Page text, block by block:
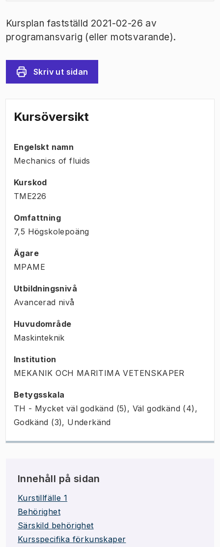
Kursplan fastställd 2021-02-26 av
programansvarig (eller motsvarande).
Skriv ut sidan
Kursöversikt
Engelskt namn
Mechanics of fluids
Kurskod
TME226
Omfattning
7,5 Högskolepoäng
Ägare
MPAME
Utbildningsnivå
Avancerad nivå
Huvudområde
Maskinteknik
Institution
MEKANIK OCH MARITIMA VETENSKAPER
Betygsskala
TH - Mycket väl godkänd (5), Väl godkänd (4),
Godkänd (3), Underkänd
Innehåll på sidan
Kurstillfälle 1
Behörighet
Särskild behörighet
Kursspecifika förkunskaper